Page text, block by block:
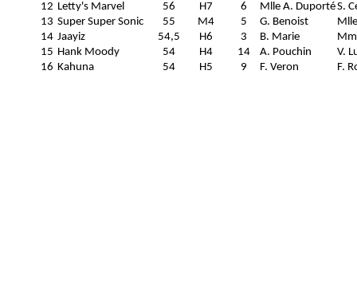
12 Letty's Marvel 56 H7 6 Mlle A. DuportéS.
13 Super Super Sonic 55 M4 5 G. Benoist
14 Jaayiz 54,5 H6 3 B. Marie
15 Hank Moody 54 H4 14 A. Pouchin
V.
16 Kahuna 54 H5 9 F. Veron F.